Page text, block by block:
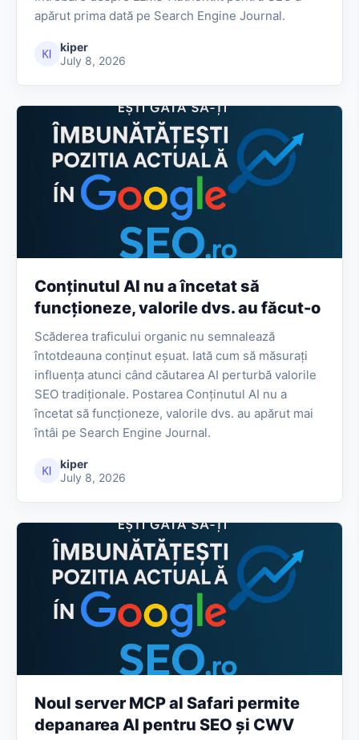
apărut prima dată pe Search Engine Journal.
kiper
July 8, 2026
Conținutul AI nu a încetat să
funcționeze, valorile dvs. au făcut-o
Scăderea traficului organic nu semnalează
întotdeauna conținut eșuat. Iată cum să măsurați
influența atunci când căutarea AI perturbă valorile
SEO tradiționale. Postarea Conținutul AI nu a
încetat să funcționeze, valorile dvs. au apărut mai
întâi pe Search Engine Journal.
kiper
July 8, 2026
Noul server MCP al Safari permite
depanarea AI pentru SEO și CWV